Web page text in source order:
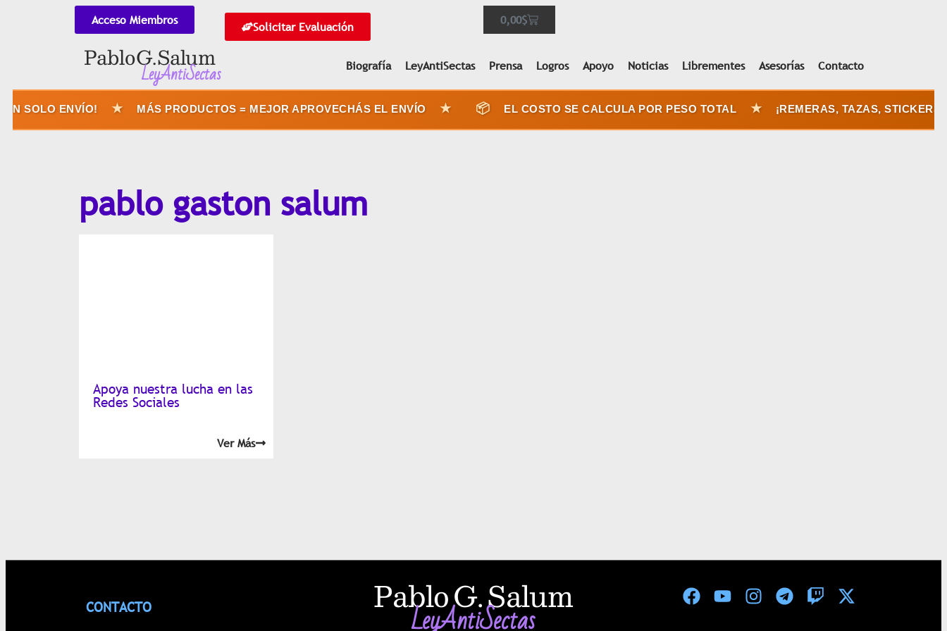
Acceso Miembros Solicitar Evaluación 0,00$
Pablo G. Salum
LeyAntiSectas Biografía LeyAntiSectas Prensa Logros Apoyo Noticias Librementes Asesorías Contacto
SOLO ENVÍO! MÁS PRODUCTOS = MEJOR APROVECHÁS EL ENVÍO 📦 EL COSTO SE CALCULA POR PESO TOTAL ¡REMERAS, TAZAS, STICKERS Y
pablo gaston salum
Apoya nuestra lucha en las
Redes Sociales
Ver Más
CONTACTO Pablo G. Salum
LeyAntiSectas